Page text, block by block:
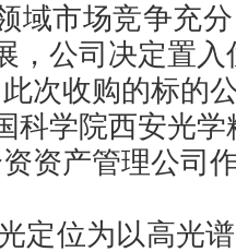
域市场竞争充
，公司决定置
此次收购的标
科学院西安光
资产管理公司
定位为以高光